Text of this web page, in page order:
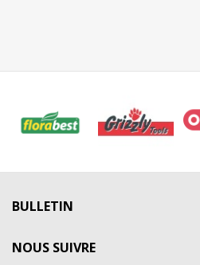
BULLETIN
NOUS SUIVRE